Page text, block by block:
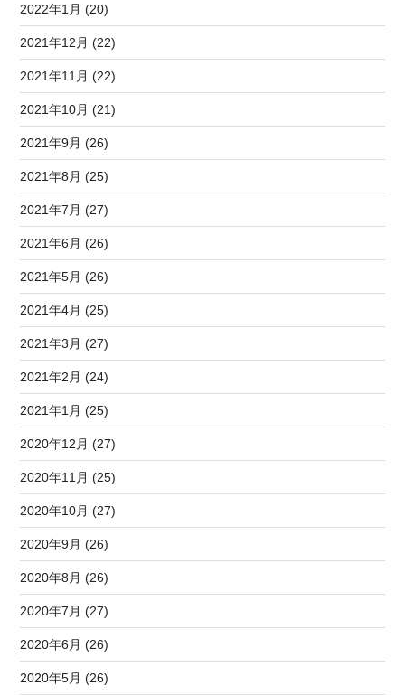
2022年1月 (20)
2021年12月 (22)
2021年11月 (22)
2021年10月 (21)
2021年9月 (26)
2021年8月 (25)
2021年7月 (27)
2021年6月 (26)
2021年5月 (26)
2021年4月 (25)
2021年3月 (27)
2021年2月 (24)
2021年1月 (25)
2020年12月 (27)
2020年11月 (25)
2020年10月 (27)
2020年9月 (26)
2020年8月 (26)
2020年7月 (27)
2020年6月 (26)
2020年5月 (26)